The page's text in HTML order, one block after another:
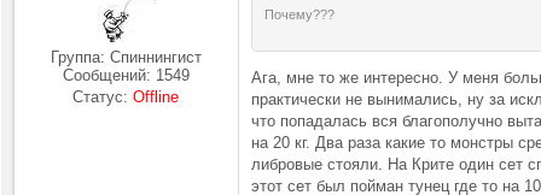
Группа: Спиннингист
Сообщений: 1549
Статус:Offline
Почему???
Ага, мне то же интересно. У меня
практически не вынимались, ну за
что попадалась вся благополучно
на 20 кг. Два раза какие то монстры
либровые стояли. На Крите один сет
этот сет был пойман тунец где то на